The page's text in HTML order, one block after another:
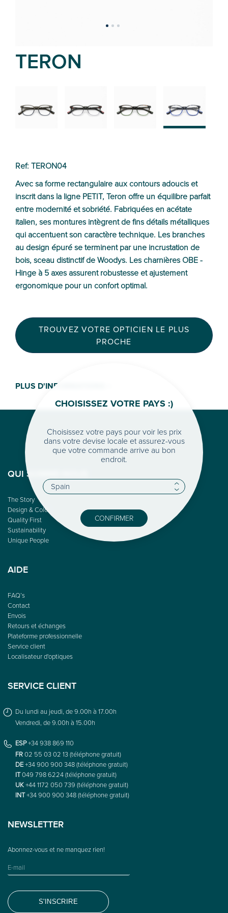
TERON
Ref: TERON04
Avec sa forme rectangulaire aux contours adoucis et
inscrit dans la ligne PETIT, Teron offre un équilibre parfait
entre modernité et sobriété. Fabriquées en acétate
italien, ses montures intègrent de fins détails métalliques
qui accentuent son caractère technique. Les branches
au design épuré se terminent par une incrustation de
bois, sceau distinctif de Woodys. Les charnières OBE -
Hinge à 5 axes assurent robustesse et ajustement
ergonomique pour un confort optimal.
TROUVEZ VOTRE OPTICIEN LE PLUS
PROCHE
PLUS D'INFORMATIONS >
QUI SOMME-NOUS
The Story
Design & Color
Quality First
Sustainability
Unique People
AIDE
FAQ’s
Contact
Envois
Retours et échanges
Plateforme professionnelle
Service client
Localisateur d'optiques
SERVICE CLIENT
Du lundi au jeudi, de 9.00h à 17.00h
Vendredi, de 9.00h à 15.00h
ESP+34 938 869 110
FR02 55 03 02 13 (téléphone gratuit)
DE+34 900 900 348 (téléphone gratuit)
IT049 798 6224 (téléphone gratuit)
UK+44 1172 050 739 (téléphone gratuit)
INT+34 900 900 348 (téléphone gratuit)
NEWSLETTER
CHOISISSEZ VOTRE PAYS :)
Choisissez votre pays pour voir les prix
dans votre devise locale et assurez-vous
que votre commande arrive au bon
endroit.
CONFIRMER